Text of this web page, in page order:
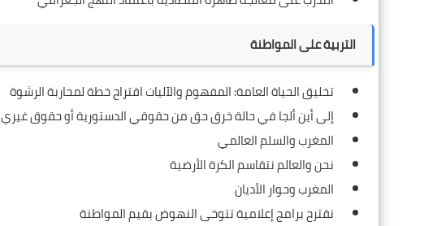
التربية على المواطنة
تخليق الحياة العامة: المفهوم والآليات اقتراح خطة لمحاربة الرشوة
إلى أين ألجا في حالة خرق حق من حقوقي الدستورية أو حقوق غيري
المغرب والسلم العالمي
نحن والعالم نتقاسم الكرة الأرضية
المغرب وحوار الأديان
نقترح برامج إعلامية تتوخى النهوض بقيم المواطنة